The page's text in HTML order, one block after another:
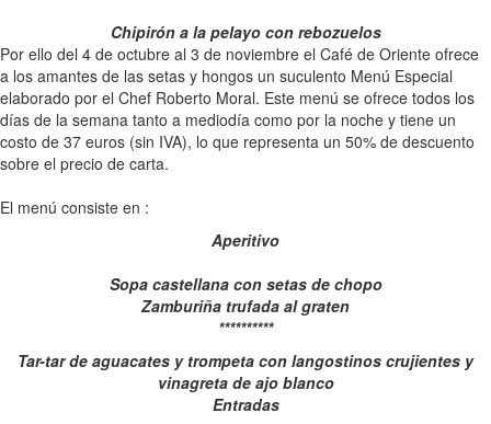
Chipirón a la pelayo con rebozuelos
Por ello del 4 de octubre al 3 de noviembre el Café de Oriente ofrece
a los amantes de las setas y hongos un suculento Menú Especial
elaborado por el Chef Roberto Moral. Este menú se ofrece todos los
días de la semana tanto a mediodía como por la noche y tiene un
costo de 37 euros (sin IVA), lo que representa un 50% de descuento
sobre el precio de carta.
El menú consiste en :
Aperitivo
Sopa castellana con setas de chopo
Zamburiña trufada al graten
**********
Tar-tar de aguacates y trompeta con langostinos crujientes y
vinagreta de ajo blanco
Entradas